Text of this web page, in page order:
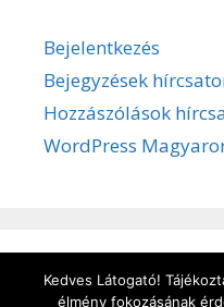
Bejelentkezés
Bejegyzések
Hozzászólások
WordPress
Adatvédelem /Süti
Kedves Látogató!
élmény fokozásának